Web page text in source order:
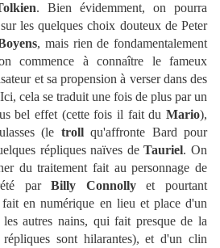
. Bien évidemment, on pourra
les quelques choix douteux de Peter
, mais rien de fondamentalement
commence à connaître le fameux
et sa propension à verser dans des
cela se traduit une fois de plus par un
bel effet (cette fois il fait duMario),
(le trollqu'affronte Bard pour
répliques naïves deTauriel. On
du traitement fait au personnage de
parBilly Connollyet pourtant
fait en numérique en lieu et place d'un
autres nains, qui fait presque de la
sont hilarantes), et d'un clin